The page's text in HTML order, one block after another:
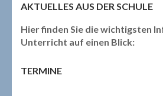
AKTUELLES AUS DER SCHULE
Hier finden Sie die wichtigsten
Unterricht auf einen Blick:
TERMINE